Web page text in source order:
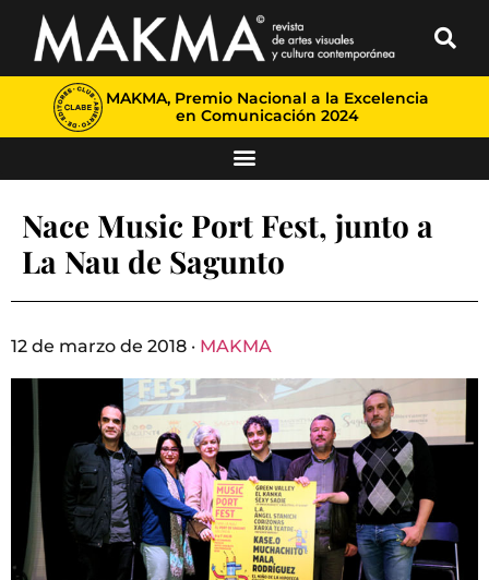
MAKMA, Premio Nacional a la Excelencia
en Comunicación 2024
Nace Music Port Fest, junto a
La Nau de Sagunto
12 de marzo de 2018 · MAKMA